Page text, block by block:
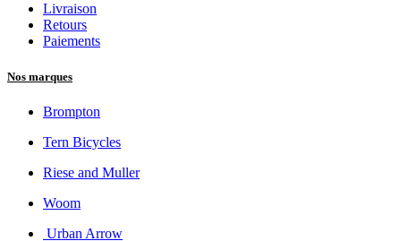
Livraison
Retours
Paiements
Nos marques
Brompton
Tern Bicycles
Riese and Muller
Woom
Urban Arrow